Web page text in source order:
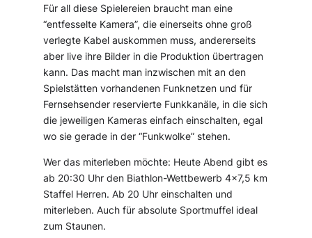
Für all diese Spielereien braucht man eine
“entfesselte Kamera”, die einerseits ohne groß
verlegte Kabel auskommen muss, andererseits
aber live ihre Bilder in die Produktion übertragen
kann. Das macht man inzwischen mit an den
Spielstätten vorhandenen Funknetzen und für
Fernsehsender reservierte Funkkanäle, in die sich
die jeweiligen Kameras einfach einschalten, egal
wo sie gerade in der “Funkwolke” stehen.
Wer das miterleben möchte: Heute Abend gibt es
ab 20:30 Uhr den Biathlon-Wettbewerb 4×7,5 km
Staffel Herren. Ab 20 Uhr einschalten und
miterleben. Auch für absolute Sportmuffel ideal
zum Staunen.